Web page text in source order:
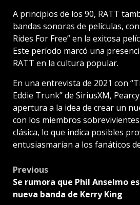
A principios de los 90, RATT
bandas sonoras de películas,
Rides For Free” en la exitosa
Este período marcó una
RATT en la cultura popular.
En una entrevista de 2021 con
Eddie Trunk” de SiriusXM,
apertura a la idea de crear un
con los miembros
clásica, lo que indica posibles
entusiasmarían a los fanáticos
Post
navigation
Previous
Se rumora que Phil Anselmo
nueva banda de Kerry King